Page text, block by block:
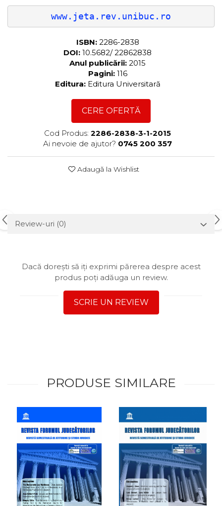
www.jeta.rev.unibuc.ro
ISBN: 2286-2838
DOI: 10.5682/ 22862838
Anul publicării: 2015
Pagini: 116
Editura: Editura Universitară
CERE OFERTĂ
Cod Produs: 2286-2838-3-1-2015
Ai nevoie de ajutor? 0745 200 357
Adaugă la Wishlist
Review-uri (0)
Dacă dorești să iți exprimi părerea despre acest
produs poți adăuga un review.
SCRIE UN REVIEW
PRODUSE SIMILARE